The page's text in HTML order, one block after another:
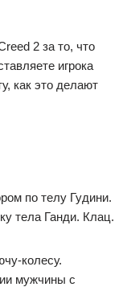
2 за то, что
игрока
как это делают
по телу Гудини.
тела Ганди. Клац.
колесу.
мужчины с